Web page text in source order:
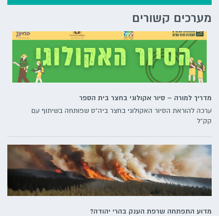
מערכים קשורים
מדריך למורה – סיור אקולוגי בחצר בית הספר
ערכה להוראת הסיור האקולוגי בחצר ביה"ס שפותחה בשיתוף עם
קק"ל
מדוע התפתחה שרפת הענק בהרי יהודה?